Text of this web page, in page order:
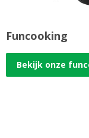
Funcooking
Bekijk onze